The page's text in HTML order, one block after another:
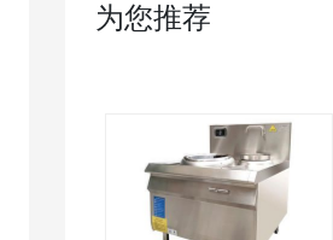
为您推荐